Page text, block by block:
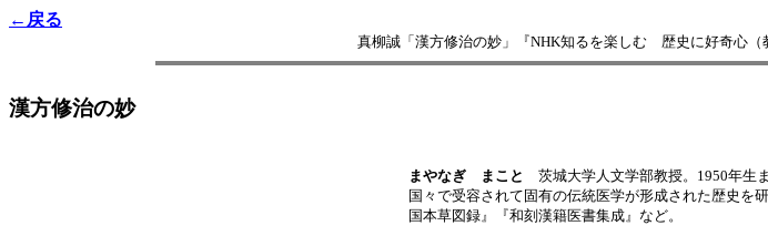
←戻る
真柳誠「漢方修治の妙」『NHK知るを楽しむ 歴史に好奇心（
漢方修治の妙
まやなぎ まこと
茨城大学人文学部教授。1950年生
国々で受容されて固有の伝統医学が形成された歴史を
国本草図録』『和刻漢籍医書集成』など。